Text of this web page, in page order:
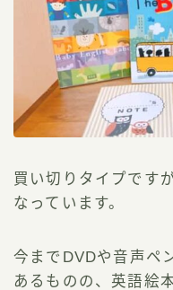
買い切りタイプです
なっています。
今までDVDや音声ペ
あるものの、英語絵